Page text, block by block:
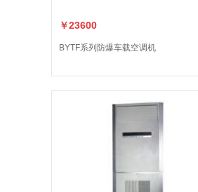
￥23600
BYTF系列防爆车载空调机